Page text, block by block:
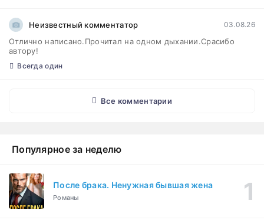
Неизвестный комментатор 03.08.26
Отлично написано.Прочитал на одном дыхании.Срасибо
автору!
Всегда один
Все комментарии
Популярное за неделю
После брака. Ненужная бывшая жена
Романы